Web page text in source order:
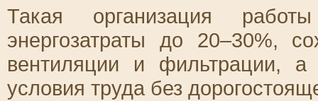
Такая организация
энергозатраты до 20–30%,
вентиляции и фильтрации, а
условия труда без